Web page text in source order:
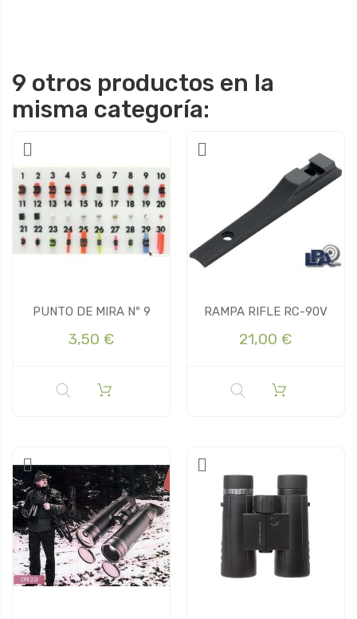
9 otros productos en la
misma categoría:
PUNTO DE MIRA Nº 9
3,50 €
RAMPA RIFLE RC-90V
21,00 €